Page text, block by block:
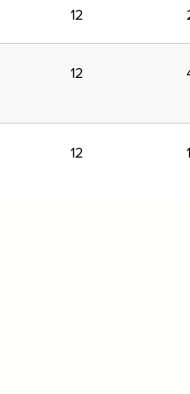
12
12
12